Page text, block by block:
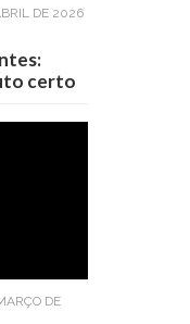
DE 2026
certo
DE